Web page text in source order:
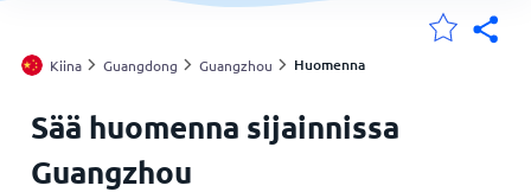
Sijaintini
Koti
Kiina Guangdong Guangzhou Huomenna
Sää huomenna sijainnissa
Guangzhou